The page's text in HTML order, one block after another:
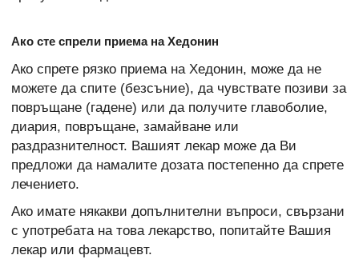
Ако сте спрели приема на Хедонин
Ако спрете рязко приема на Хедонин, може да не
можете да спите (безсъние), да чувствате позиви за
повръщане (гадене) или да получите главоболие,
диария, повръщане, замайване или
раздразнителност. Вашият лекар може да Ви
предложи да намалите дозата постепенно да спрете
лечението.
Ако имате някакви допълнителни въпроси, свързани
с употребата на това лекарство, попитайте Вашия
лекар или фармацевт.